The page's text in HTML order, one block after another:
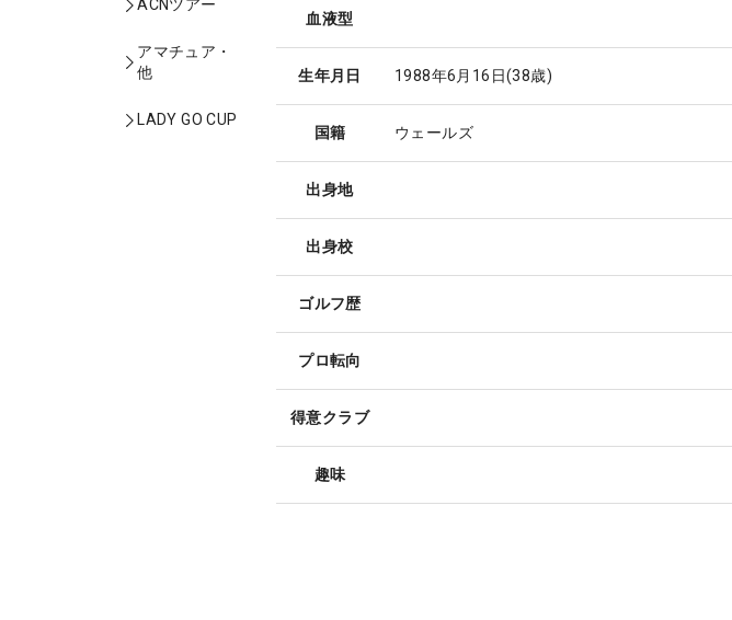
ACNツアー
アマチュア・
他
LADY GO CUP
血液型
生年月日 1988年6月16日(38歳)
国籍 ウェールズ
出身地
出身校
ゴルフ歴
プロ転向
得意クラブ
趣味